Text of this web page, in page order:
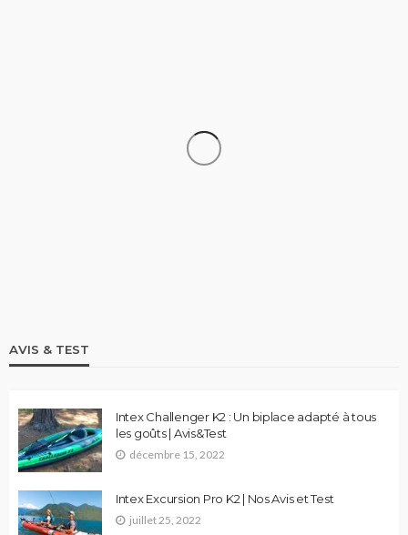
AVIS & TEST
Intex Challenger K2 : Un biplace adapté à tous
les goûts | Avis&Test
décembre 15, 2022
Intex Excursion Pro K2 | Nos Avis et Test
juillet 25, 2022